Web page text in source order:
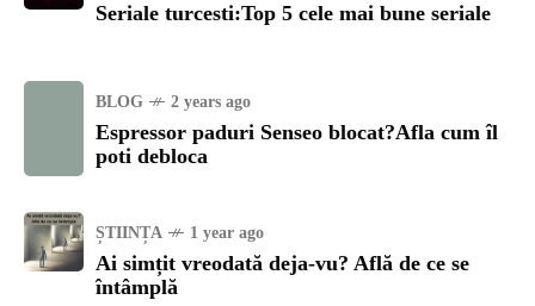
Seriale turcesti:Top 5 cele mai bune seriale
BLOG 2 years ago
Espressor paduri Senseo blocat?Afla cum îl
poti debloca
ȘTIINȚA 1 year ago
Ai simțit vreodată deja-vu? Află de ce se
întâmplă